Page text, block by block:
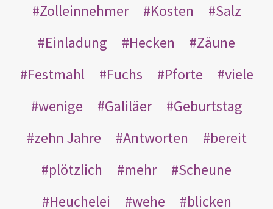
Zolleinnehmer
Kosten
Salz
Einladung
Hecken
Zäune
Festmahl
Fuchs Pforte
viele
wenige
Galiläer
Geburtstag
zehn Jahre
Antworten
bereit
plötzlich
mehr
Scheune
Heuchelei
wehe
blicken